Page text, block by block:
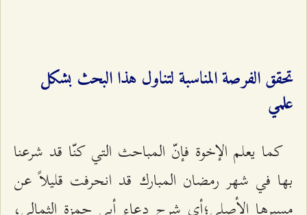
تحقق الفرصة المناسبة لتناول هذا البحث بشكل
علمي
كما يعلم الإخوة فإنّ المباحث التي كنّا قد شرعنا
بها في شهر رمضان المبارك قد انحرفت قليلاً عن
مسيرها الأصلي؛أي شرح دعاء أبي حمزة الثمالي،